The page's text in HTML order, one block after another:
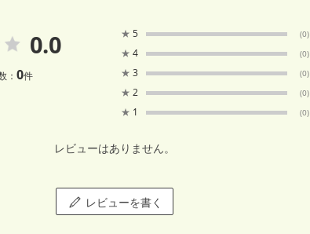
0.0
： 0件
★ 5 (0)
★ 4 (0)
★ 3 (0)
★ 2 (0)
★ 1 (0)
レビューはありません。
レビューを書く